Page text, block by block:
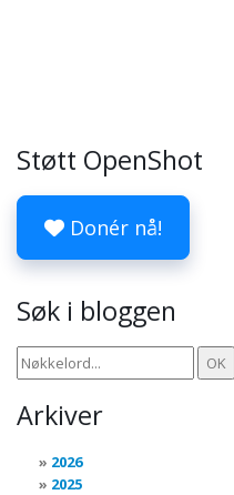
Støtt OpenShot
Donér nå!
Søk i bloggen
Arkiver
2026
2025